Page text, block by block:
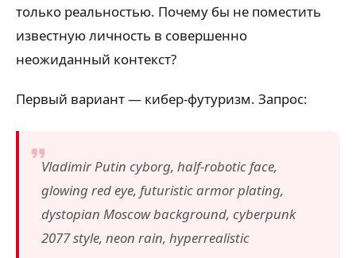
только реальностью. Почему бы не поместить
известную личность в совершенно
неожиданный контекст?
Первый вариант — кибер-футуризм. Запрос:
Vladimir Putin cyborg, half-robotic face,
glowing red eye, futuristic armor plating,
dystopian Moscow background, cyberpunk
2077 style, neon rain, hyperrealistic